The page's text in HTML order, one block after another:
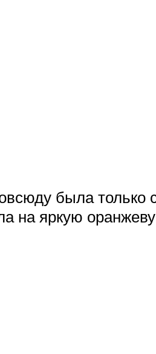
была только
на яркую